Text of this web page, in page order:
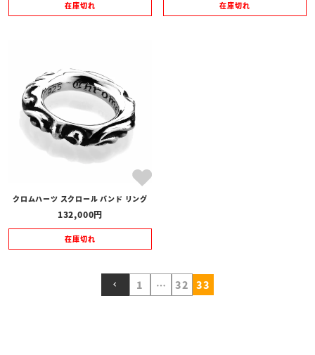
在庫切れ 在庫切れ
クロムハーツ スクロール バンド リング
132,000
在庫切れ
1 … 32 33